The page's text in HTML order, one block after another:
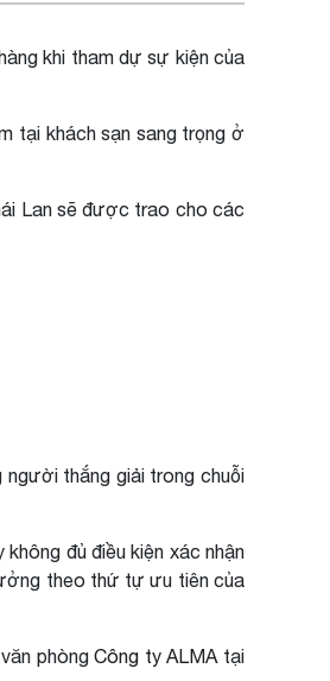
khi tham dự sự kiện của
tại khách sạn sang trọng ở
Lan sẽ được trao cho các
thắng giải trong chuỗi
đủ điều kiện xác nhận
theo thứ tự ưu tiên của
phòngCông ty ALMA tại